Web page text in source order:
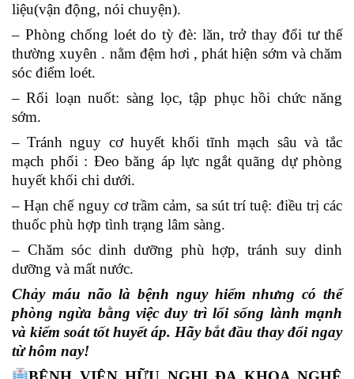
liệu(vận động, nói chuyện).
– Phòng chống loét do tỳ đè: lăn, trở thay đổi tư thế
thường xuyên . nằm đệm hơi , phát hiện sớm và chăm
sóc điểm loét.
– Rối loạn nuốt: sàng lọc, tập phục hồi chức năng
sớm.
– Tránh nguy cơ huyết khối tĩnh mạch sâu và tắc
mạch phổi : Đeo băng áp lực ngắt quãng dự phòng
huyết khối chi dưới.
– Hạn chế nguy cơ trầm cảm, sa sút trí tuệ: điều trị các
thuốc phù hợp tình trạng lâm sàng.
– Chăm sóc dinh dưỡng phù hợp, tránh suy dinh
dưỡng và mất nước.
Chảy máu não là bệnh nguy hiểm nhưng có thể
phòng ngừa bằng việc duy trì lối sống lành mạnh
và kiểm soát tốt huyết áp. Hãy bắt đầu thay đổi ngay
từ hôm nay!